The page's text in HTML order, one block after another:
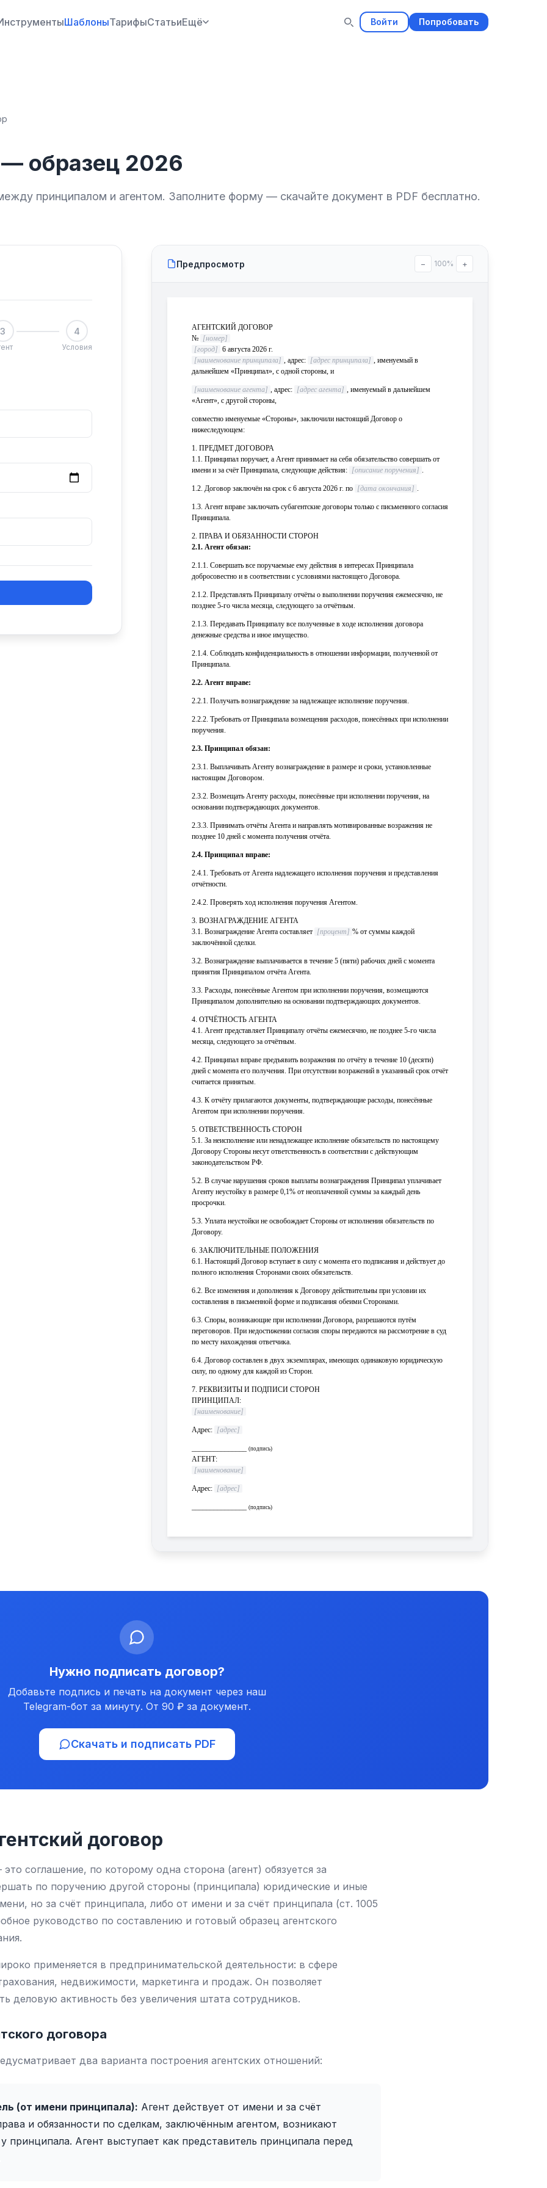
ШаблоныТарифыСтатьиЕщё Войти Попробовать
— образец 2026
принципалом и агентом. Заполните форму — скачайте документ в PDF бесплатно.
3 4
Условия
Предпросмотр − 100% +
АГЕНТСКИЙ ДОГОВОР
№ [номер]
[город] 6 августа 2026 г.
[наименование принципала] , адрес: [адрес принципала] , именуемый в
дальнейшем «Принципал», с одной стороны, и
[наименование агента] , адрес: [адрес агента] , именуемый в дальнейшем
«Агент», с другой стороны,
совместно именуемые «Стороны», заключили настоящий Договор о
нижеследующем:
1. ПРЕДМЕТ ДОГОВОРА
1.1. Принципал поручает, а Агент принимает на себя обязательство совершать от
имени и за счёт Принципала, следующие действия: [описание поручения] .
1.2. Договор заключён на срок с 6 августа 2026 г. по [дата окончания] .
1.3. Агент вправе заключать субагентские договоры только с письменного согласия
Принципала.
2. ПРАВА И ОБЯЗАННОСТИ СТОРОН
2.1. Агент обязан:
2.1.1. Совершать все поручаемые ему действия в интересах Принципала
добросовестно и в соответствии с условиями настоящего Договора.
2.1.2. Представлять Принципалу отчёты о выполнении поручения ежемесячно, не
позднее 5-го числа месяца, следующего за отчётным.
2.1.3. Передавать Принципалу все полученные в ходе исполнения договора
денежные средства и иное имущество.
2.1.4. Соблюдать конфиденциальность в отношении информации, полученной от
Принципала.
2.2. Агент вправе:
2.2.1. Получать вознаграждение за надлежащее исполнение поручения.
2.2.2. Требовать от Принципала возмещения расходов, понесённых при исполнении
поручения.
2.3. Принципал обязан:
2.3.1. Выплачивать Агенту вознаграждение в размере и сроки, установленные
настоящим Договором.
2.3.2. Возмещать Агенту расходы, понесённые при исполнении поручения, на
основании подтверждающих документов.
2.3.3. Принимать отчёты Агента и направлять мотивированные возражения не
позднее 10 дней с момента получения отчёта.
2.4. Принципал вправе:
2.4.1. Требовать от Агента надлежащего исполнения поручения и представления
отчётности.
2.4.2. Проверять ход исполнения поручения Агентом.
3. ВОЗНАГРАЖДЕНИЕ АГЕНТА
3.1. Вознаграждение Агента составляет [процент] % от суммы каждой
заключённой сделки.
3.2. Вознаграждение выплачивается в течение 5 (пяти) рабочих дней с момента
принятия Принципалом отчёта Агента.
3.3. Расходы, понесённые Агентом при исполнении поручения, возмещаются
Принципалом дополнительно на основании подтверждающих документов.
4. ОТЧЁТНОСТЬ АГЕНТА
4.1. Агент представляет Принципалу отчёты ежемесячно, не позднее 5-го числа
месяца, следующего за отчётным.
4.2. Принципал вправе предъявить возражения по отчёту в течение 10 (десяти)
дней с момента его получения. При отсутствии возражений в указанный срок отчёт
считается принятым.
4.3. К отчёту прилагаются документы, подтверждающие расходы, понесённые
Агентом при исполнении поручения.
5. ОТВЕТСТВЕННОСТЬ СТОРОН
5.1. За неисполнение или ненадлежащее исполнение обязательств по настоящему
Договору Стороны несут ответственность в соответствии с действующим
законодательством РФ.
5.2. В случае нарушения сроков выплаты вознаграждения Принципал уплачивает
Агенту неустойку в размере 0,1% от неоплаченной суммы за каждый день
просрочки.
5.3. Уплата неустойки не освобождает Стороны от исполнения обязательств по
Договору.
6. ЗАКЛЮЧИТЕЛЬНЫЕ ПОЛОЖЕНИЯ
6.1. Настоящий Договор вступает в силу с момента его подписания и действует до
полного исполнения Сторонами своих обязательств.
6.2. Все изменения и дополнения к Договору действительны при условии их
составления в письменной форме и подписания обеими Сторонами.
6.3. Споры, возникающие при исполнении Договора, разрешаются путём
переговоров. При недостижении согласия споры передаются на рассмотрение в суд
по месту нахождения ответчика.
6.4. Договор составлен в двух экземплярах, имеющих одинаковую юридическую
силу, по одному для каждой из Сторон.
7. РЕКВИЗИТЫ И ПОДПИСИ СТОРОН
ПРИНЦИПАЛ:
[наименование]
Адрес: [адрес]
(подпись)
АГЕНТ:
[наименование]
Адрес: [адрес]
(подпись)
Нужно подписать договор?
Добавьте подпись и печать на документ через наш
Telegram-бот за минуту. От 90 ₽ за документ.
Скачать и подписать PDF
договор
соглашение, по которому одна сторона (агент) обязуется за
по поручению другой стороны (принципала) юридические и иные
но за счёт принципала, либо от имени и за счёт принципала (ст. 1005
руководство по составлению и готовый образец агентского
применяется в предпринимательской деятельности: в сфере
недвижимости, маркетинга и продаж. Он позволяет
деловую активность без увеличения штата сотрудников.
договора
два варианта построения агентских отношений:
(от имени принципала): Агент действует от имени и за счёт
и обязанности по сделкам, заключённым агентом, возникают
принципала. Агент выступает как представитель принципала перед